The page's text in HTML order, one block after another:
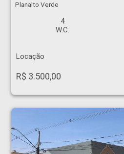
Planalto Verde
4
W.C.
Locação
R$ 3.500,00